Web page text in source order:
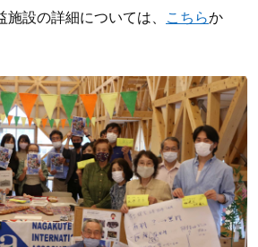
設の詳細については、 こちらか